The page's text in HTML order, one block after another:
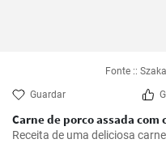
Fonte ::
Guardar
Carne de porco assada com
Receita de uma deliciosa